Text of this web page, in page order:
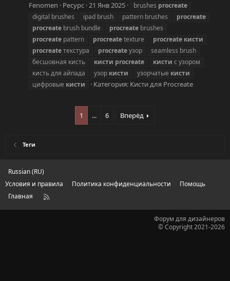
Fenomen
Ресурс 21 Янв 2025 brushes procreate
digital brushes
ipad brush pattern brushes
procreate
procreate brush bundle procreate brushes
procreate pattern procreatetexture procreate кисти
procreateтекстура procreateузор
seamless brush
бесшовная кисть
кисти procreate кисти с узором
кисть для айпада
узор кисти узорчатые кисти
цифровые кисти Категория: Кисти для Procreate
1 ... 6 Вперёд
Теги
Russian (RU)
Условия и правила
Политика конфиденциальности
Помощь
Главная
R
Форум для дизайнеров
© Copyright 2021-2026